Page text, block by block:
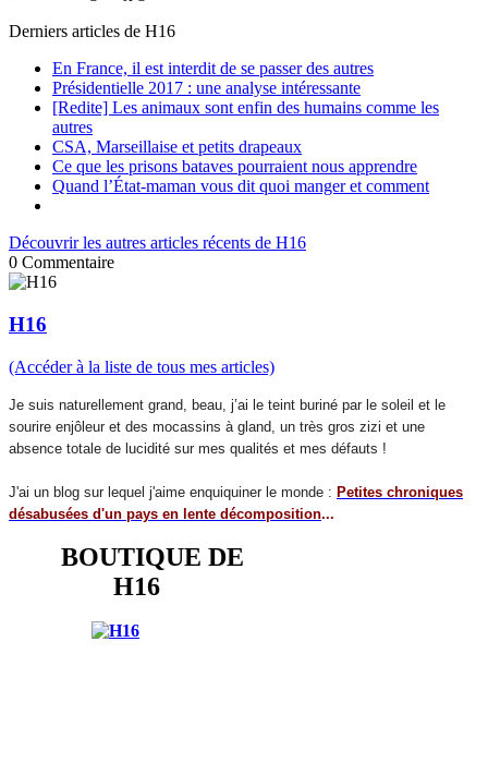
Derniers articles de H16
En France, il est interdit de se passer des autres
Présidentielle 2017 : une analyse intéressante
[Redite] Les animaux sont enfin des humains comme les
autres
CSA, Marseillaise et petits drapeaux
Ce que les prisons bataves pourraient nous apprendre
Quand l’État-maman vous dit quoi manger et comment
Découvrir les autres articles récents de H16
0 Commentaire
H16
(Accéder à la liste de tous mes articles)
Je suis naturellement grand, beau, j’ai le teint buriné par le soleil et le
sourire enjôleur et des mocassins à gland, un très gros zizi et une
absence totale de lucidité sur mes qualités et mes défauts !
J'ai un blog sur lequel j'aime enquiquiner le monde : Petites chroniques
désabusées d'un pays en lente décomposition...
BOUTIQUE DE
H16